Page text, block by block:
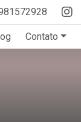
Contato